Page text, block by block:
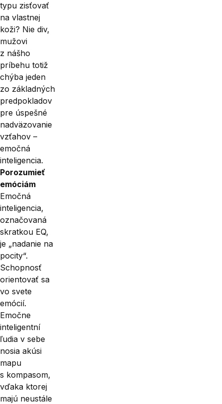
typu zisťovať
na vlastnej
koži? Nie div,
mužovi
z nášho
príbehu totiž
chýba jeden
zo základných
predpokladov
pre úspešné
nadväzovanie
vzťahov –
emočná
inteligencia.
Porozumieť
emóciám
Emočná
inteligencia,
označovaná
skratkou EQ,
je „nadanie na
pocity“.
Schopnosť
orientovať sa
vo svete
emócií.
Emočne
inteligentní
ľudia v sebe
nosia akúsi
mapu
s kompasom,
vďaka ktorej
majú neustále